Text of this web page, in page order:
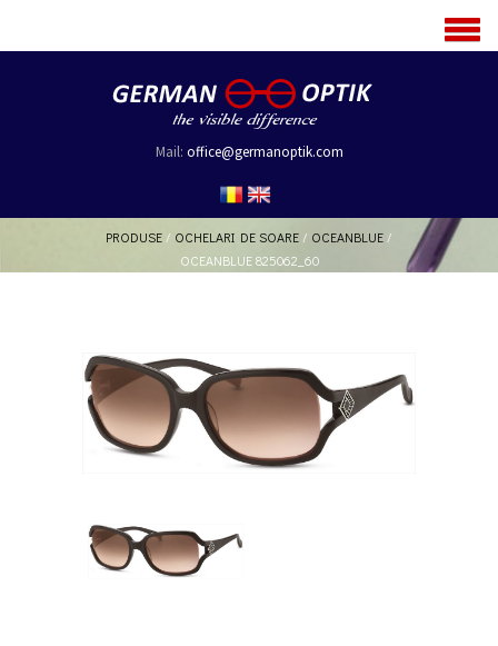
Mail: office@germanoptik.com
PRODUSE / OCHELARI DE SOARE / OCEANBLUE /
OCEANBLUE 825062_60